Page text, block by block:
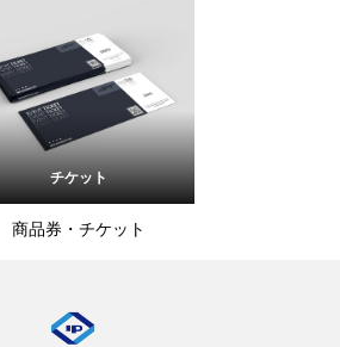
チケット
商品券・チケット